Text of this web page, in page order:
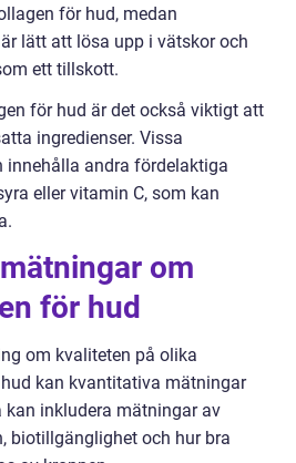
för hud, medan
lätt att lösa upp i vätskor och
ett tillskott.
för hud är det också viktigt att
ingredienser. Vissa
innehålla andra fördelaktiga
eller vitamin C, som kan
om
för hud
om kvaliteten på olika
kan kvantitativa mätningar
kan inkludera mätningar av
biotillgänglighet och hur bra